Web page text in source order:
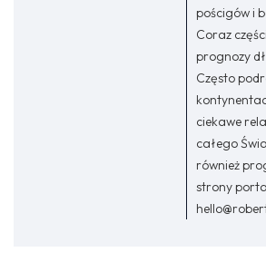
pościgów i
Coraz
prognozy
Często
ciekawe
całego
również
strony